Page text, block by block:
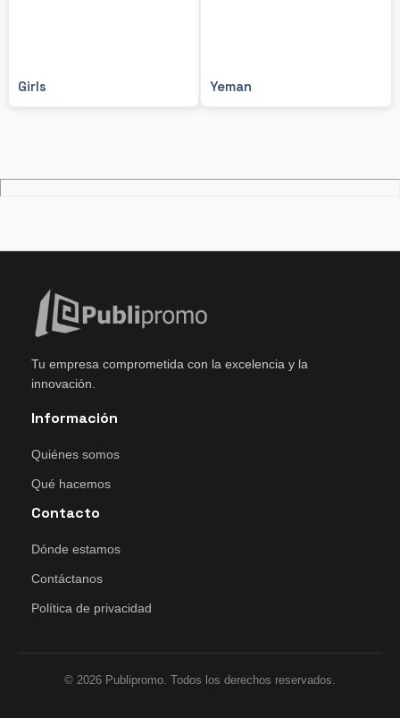
Girls Yeman
Tu empresa comprometida con la excelencia y la
innovación.
Información
Quiénes somos
Qué hacemos
Contacto
Dónde estamos
Contáctanos
Política de privacidad
© 2026 Publipromo. Todos los derechos reservados.